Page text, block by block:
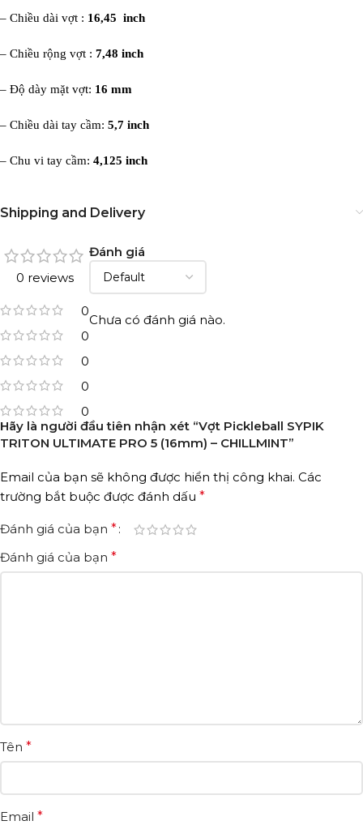
– Chiều dài vợt : 16,45 inch
– Chiều rộng vợt : 7,48 inch
– Độ dày mặt vợt: 16 mm
– Chiều dài tay cầm: 5,7 inch
– Chu vi tay cầm: 4,125 inch
Shipping and Delivery
0 reviews
0
0
0
0
0
Đánh giá
Chưa có đánh giá nào.
Hãy là người đầu tiên nhận xét “Vợt Pickleball SYPIK
TRITON ULTIMATE PRO 5 (16mm) – CHILLMINT”
Email của bạn sẽ không được hiển thị công khai. Các
trường bắt buộc được đánh dấu *
Đánh giá của bạn *
Đánh giá của bạn *
Tên *
Email *